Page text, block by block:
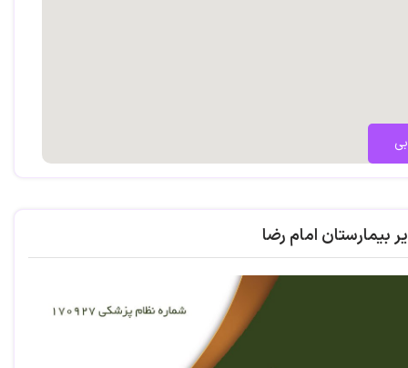
محدود، موسسه دریانوردی و کشتیرانی کیش رو آبی
بیمارستان امام رضا